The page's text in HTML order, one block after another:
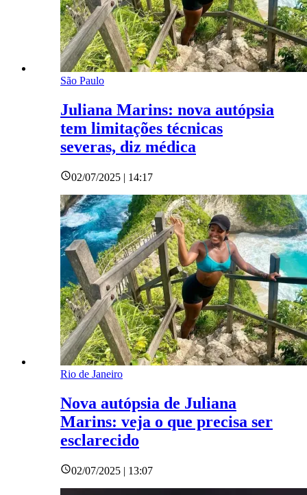
São Paulo
Juliana Marins: nova autópsia
tem limitações técnicas
severas, diz médica
02/07/2025 | 14:17
Rio de Janeiro
Nova autópsia de Juliana
Marins: veja o que precisa ser
esclarecido
02/07/2025 | 13:07